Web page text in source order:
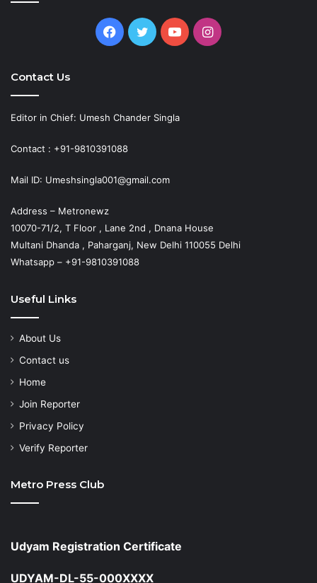
Facebook
TwitterYouTubeInstagram
Contact Us
Editor in Chief: Umesh Chander Singla
Contact : +91-9810391088
Mail ID: Umeshsingla001@gmail.com
Address – Metronewz
10070-71/2, T Floor , Lane 2nd , Dnana House
Multani Dhanda , Paharganj, New Delhi 110055 Delhi
Whatsapp – +91-9810391088
Useful Links
About Us
Contact us
Home
Join Reporter
Privacy Policy
Verify Reporter
Metro Press Club
Udyam Registration Certificate
UDYAM-DL-55-000XXXX